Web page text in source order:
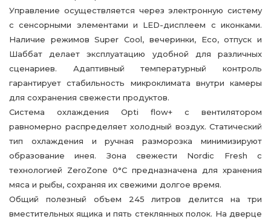
Управление осуществляется через электронную систему
с сенсорными элементами и LED-дисплеем с иконками.
Наличие режимов Super Cool, вечеринки, Eco, отпуск и
Шаббат делает эксплуатацию удобной для различных
сценариев. Адаптивный температурный контроль
гарантирует стабильность микроклимата внутри камеры
для сохранения свежести продуктов.
Система охлаждения Opti flow+ с вентилятором
равномерно распределяет холодный воздух. Статический
тип охлаждения и ручная разморозка минимизируют
образование инея. Зона свежести Nordic Fresh с
технологией ZeroZone 0°С предназначена для хранения
мяса и рыбы, сохраняя их свежими долгое время.
Общий полезный объем 245 литров делится на три
вместительных ящика и пять стеклянных полок. На дверце